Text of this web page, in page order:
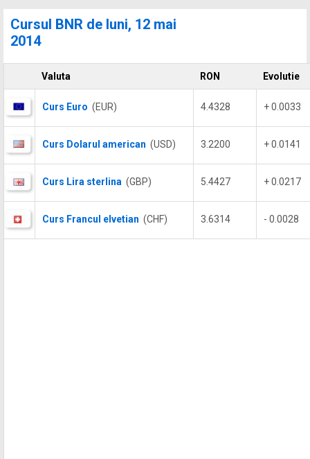
Cursul BNR de luni, 12 mai
2014
Valuta RON Evolutie
Curs Euro (EUR) 4.4328 + 0.0033
Curs Dolarul american (USD) 3.2200 + 0.0141
Curs Lira sterlina (GBP) 5.4427 + 0.0217
Curs Francul elvetian (CHF) 3.6314 - 0.0028